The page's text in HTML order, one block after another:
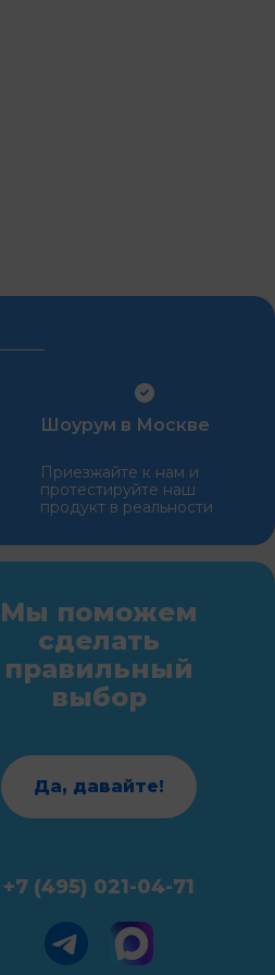
Шоурум в Москве
Приезжайте к нам и
протестируйте наш
продукт в реальности
Мы поможем
сделать
правильный
выбор
Да, давайте!
+7 (495) 021-04-71